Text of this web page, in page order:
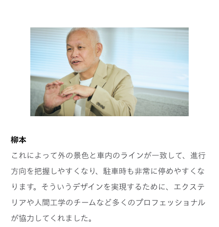
柳本
これによって外の景色と車内のラインが一致して、進行
方向を把握しやすくなり、駐車時も非常に停めやすくな
ります。そういうデザインを実現するために、エクステ
リアや人間工学のチームなど多くのプロフェッショナル
が協力してくれました。